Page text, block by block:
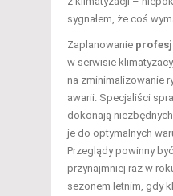
sygnałem, że coś
Zaplanowanie
w serwisie
na zminimalizowanie
awarii. Specjaliści
dokonają
je do optymalnych
Przeglądy powinny
przynajmniej raz w
sezonem letnim, gdy